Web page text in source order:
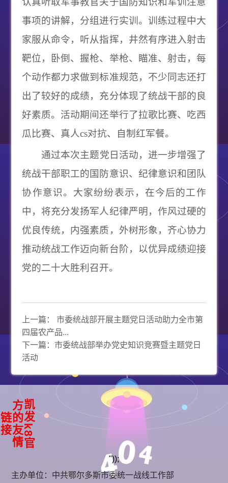
事项的讲解，分组进行实训。训练过程中大
家服从命令，听从指挥，井然有序进入射击
靶位，卧倒、握枪、举枪、瞄准、射击，每
个动作都力求做到标准规范，不少同志还打
出了较好的成绩，充分体现了统战干部的良
好素质。活动期间还举行了拉歌比赛、吃西
瓜比赛、真人cs对抗、自制红军餐。
通过本次主题党日活动，进一步增强了
统战干部职工的国防意识、纪律意识和团队
协作意识。大家纷纷表示，在今后的工作
中，将充分发扬军人纪律严明，作风过硬的
优良传统，内强素质，外树形象，齐心协力
推动统战工作迈向新台阶，以优异成绩迎接
党的二十大胜利召开。
上一篇：市委统战部开展主题党日活动助力全市第
四届农产品...
下一篇：市委统战部举办党史知识竞赛暨主题党日
活动
凯
k
8
官
方
友
情
"));
主办单位：中共鄂尔多斯市委统一战线工作部